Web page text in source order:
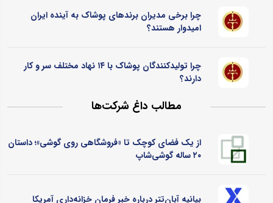
چرا برخی مدیران برندهای پوشاک به آینده ایران
امیدوار هستند؟
چرا تولیدکنندگان پوشاک با ۱۴ نهاد مختلف سر و کار
دارند؟
مطالب داغ شرکت‌ها
از یک فضای کوچک تا «فروشگاهی روی گوشی»؛ داستان
۲۰ ساله گوشی‌شاپ
بیانیه آبان‌تتر درباره خبر فرمان خزانه‌داری آمریکا